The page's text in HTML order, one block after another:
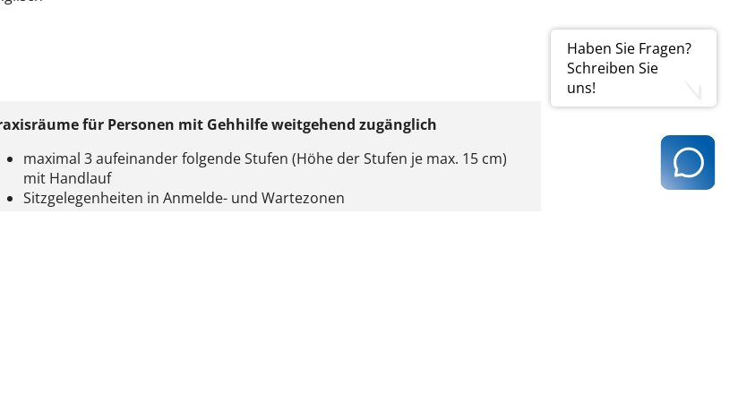
Haben Sie Fragen?
Schreiben Sie
uns!
für Personen mit Gehhilfe weitgehend zugänglich
maximal 3 aufeinander folgende Stufen (Höhe der Stufen je max. 15 cm)
mit Handlauf
Sitzgelegenheiten in Anmelde- und Wartezonen